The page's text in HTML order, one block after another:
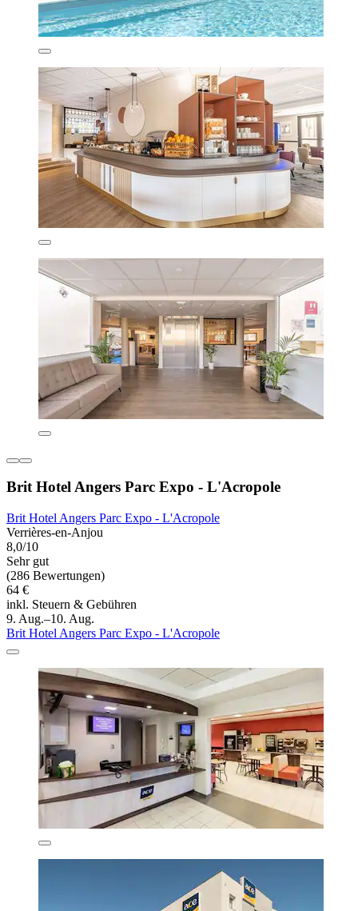
Brit Hotel Angers Parc Expo - L'Acropole
Brit Hotel Angers Parc Expo - L'Acropole
Verrières-en-Anjou
8,0/10
Sehr gut
(286 Bewertungen)
64 €
inkl. Steuern & Gebühren
9. Aug.–10. Aug.
Brit Hotel Angers Parc Expo - L'Acropole